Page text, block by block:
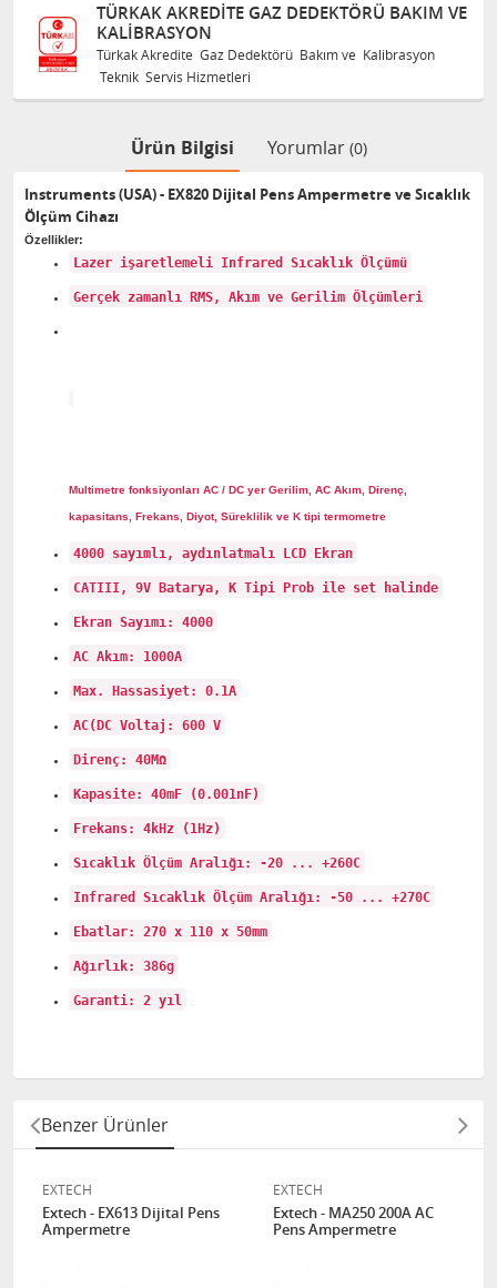
TÜRKAK AKREDITE GAZ DEDEKTÖRÜ BAKIM VE
KALIBRASYON
Türkak Akredite Gaz Dedektörü Bakım ve Kalibrasyon
Teknik Servis Hizmetleri
Ürün Bilgisi Yorumlar (0)
Instruments (USA) - EX820 Dijital Pens Ampermetre ve Sıcaklık
Ölçüm Cihazı
Özellikler:
Lazer işaretlemeli Infrared Sıcaklık Ölçümü
Gerçek zamanlı RMS, Akım ve Gerilim Ölçümleri
Multimetre fonksiyonları AC / DC yer Gerilim, AC Akım, Direnç,
kapasitans, Frekans, Diyot, Süreklilik ve K tipi termometre
4000 sayımlı, aydınlatmalı LCD Ekran
CATIII, 9V Batarya, K Tipi Prob ile set halinde
Ekran Sayımı: 4000
AC Akım: 1000A
Max. Hassasiyet: 0.1A
AC(DC Voltaj: 600 V
Direnç: 40MΩ
Kapasite: 40mF (0.001nF)
Frekans: 4kHz (1Hz)
Sıcaklık Ölçüm Aralığı: -20 ... +260C
Infrared Sıcaklık Ölçüm Aralığı: -50 ... +270C
Ebatlar: 270 x 110 x 50mm
Ağırlık: 386g
Garanti: 2 yıl
Benzer Ürünler
EXTECH
Extech - EX613 Dijital Pens
Ampermetre
EXTECH
Extech - MA250 200A AC
Pens Ampermetre